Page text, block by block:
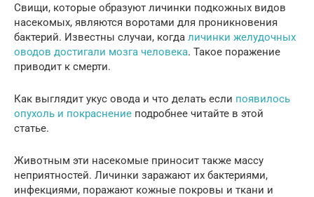
Свищи, которые образуют личинки подкожных видов
насекомых, являются воротами для проникновения
бактерий. Известны случаи, когда личинки желудочных
оводов достигали мозга человека. Такое поражение
приводит к смерти.
Как выглядит укус овода и что делать если появилось
опухоль и покраснение подробнее читайте в этой
статье.
Животным эти насекомые приносит также массу
неприятностей. Личинки заражают их бактериями,
инфекциями, поражают кожные покровы и ткани и